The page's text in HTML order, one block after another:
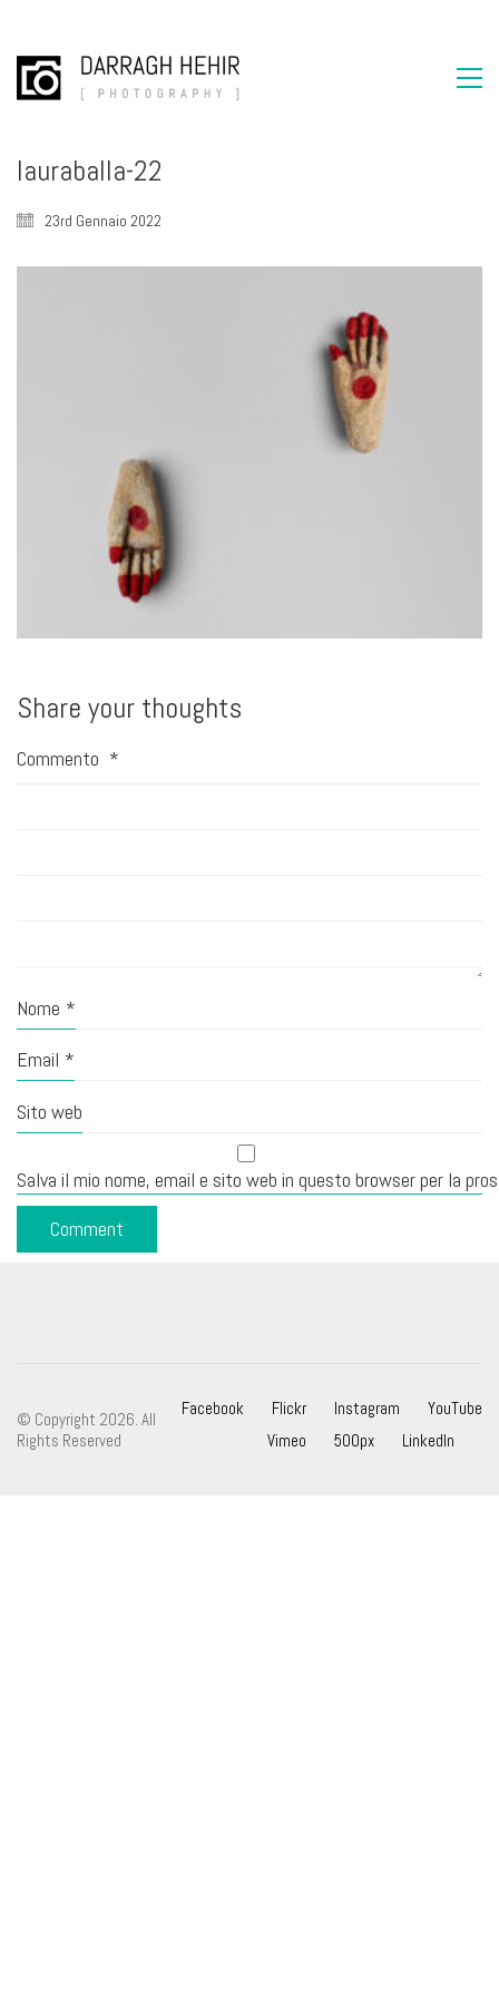
lauraballa-22
23rd Gennaio 2022
Share your thoughts
Commento *
Nome *
Email *
Sito web
Salva il mio nome, email e sito web in questo browser per la
Facebook Flickr Instagram
YouTube
Vimeo
500px LinkedIn
© Copyright 2026. All
Rights Reserved